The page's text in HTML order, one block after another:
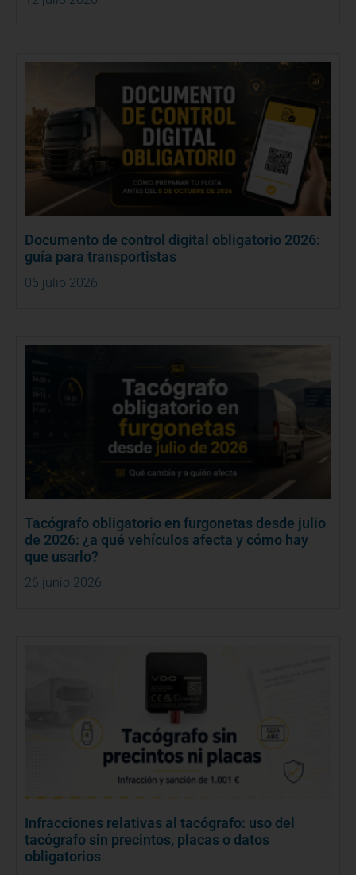
Documento de control digital obligatorio 2026:
guía para transportistas
06 julio 2026
Tacógrafo obligatorio en furgonetas desde julio
de 2026: ¿a qué vehículos afecta y cómo hay
que usarlo?
26 junio 2026
Infracciones relativas al tacógrafo: uso del
tacógrafo sin precintos, placas o datos
obligatorios